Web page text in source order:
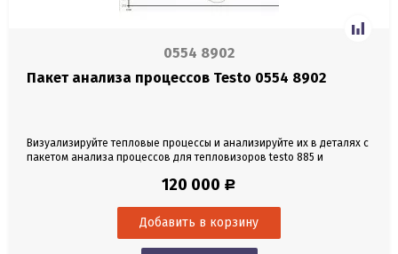
0554 8902
Пакет анализа процессов Testo 0554 8902
Визуализируйте тепловые процессы и анализируйте их в деталях с
пакетом анализа процессов для тепловизоров testo 885 и
последовательности термограмм сохраняются прямо в
помощью программного обеспечения IRSoft. При подключении к ПК
120 000 Р